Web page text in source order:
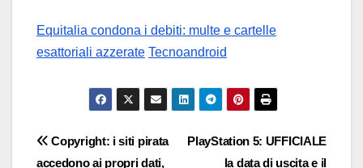
Equitalia condona i debiti: multe e cartelle
esattoriali azzerate Tecnoandroid
Navigazione
PlayStation 5: UFFICIALE
la data di uscita e il
Copyright: i siti pirata
accedono ai propri dati,